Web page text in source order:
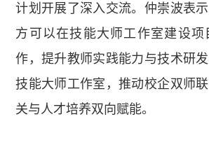
计划开展了深入交流。仲崇波表
方可以在技能大师工作室建设项
作，提升教师实践能力与技术研
技能大师工作室，推动校企双师
关与人才培养双向赋能。